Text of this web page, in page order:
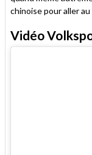
chinoise pour aller
Vidéo